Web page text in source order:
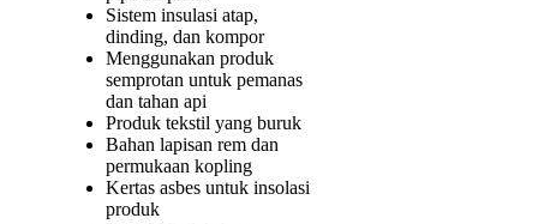
Sistem insulasi atap,
dinding, dan kompor
Menggunakan produk
semprotan untuk pemanas
dan tahan api
Produk tekstil yang buruk
Bahan lapisan rem dan
permukaan kopling
Kertas asbes untuk insolasi
produk